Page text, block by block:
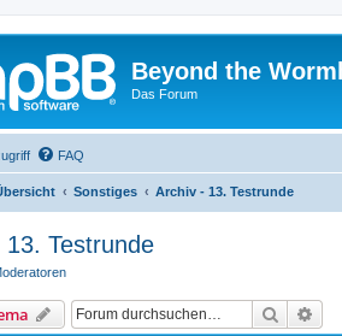
Beyond the
Das Forum
FAQ
Sonstiges Archiv - 13. Testrunde
Testrunde
Suche